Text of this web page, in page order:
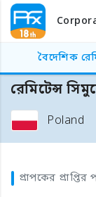
বৈদেশিক
রেমিটেন্স
Poland
প্রাপকের